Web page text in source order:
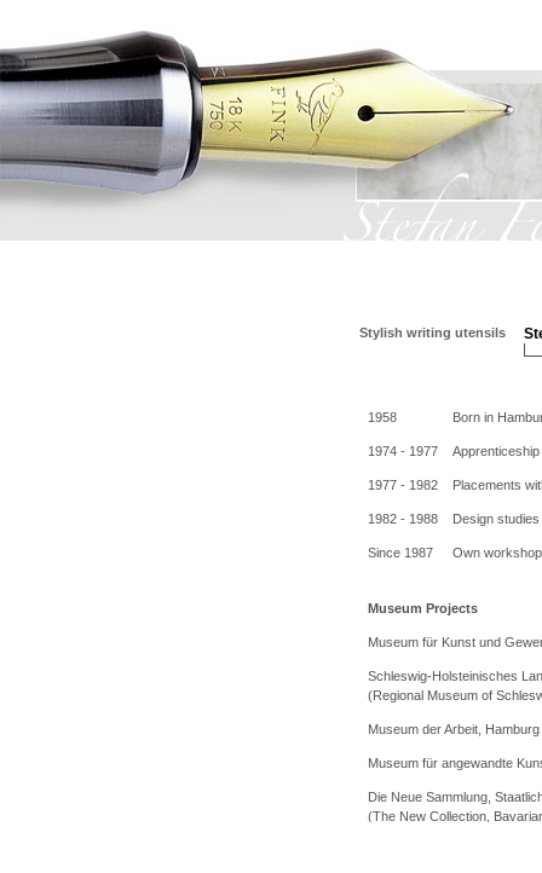
1958 Born in
1974 - 1977
1977 - 1982 Placements
1982 - 1988 Design
Since 1987 Own
Museum Projects
Museum für Kunst und
Schleswig-Holsteinisches
(Regional Museum of
Museum der Arbeit,
Museum für angewandte
Die Neue Sammlung,
(The New Collection,
Stylish writing utensils